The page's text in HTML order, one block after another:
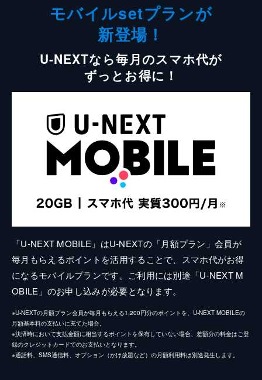
モバイルsetプランが
新登場！
U-NEXTなら毎月のスマホ代が
ずっとお得に！
「U-NEXT MOBILE」はU-NEXTの「月額プラン」会員が
毎月もらえるポイントを活用することで、スマホ代がお得
になるモバイルプランです。ご利用には別途「U-NEXT M
OBILE」のお申し込みが必要となります。
※U-NEXTの月額プラン会員が毎月もらえる1,200円分のポイントを、U-NEXT MOBILEの
月額基本料の支払いに充てた場合。
※決済時において支払金額に相当するポイントを保有していない場合、差額分の料金はご登
録のクレジットカードでのお支払いとなります。
※通話料、SMS通信料、オプション（かけ放題など）の月額利用料は別途発生します。